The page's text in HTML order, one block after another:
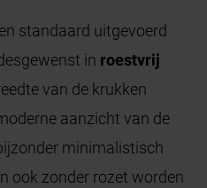
standaard uitgevoerd
in roestvrij
van de krukken
aanzicht van de
minimalistisch
ook zonder rozet worden